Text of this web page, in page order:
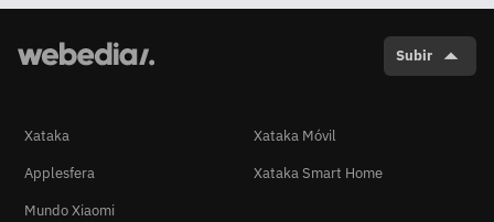
Subir
Xataka
Xataka Móvil
Applesfera
Xataka Smart Home
Mundo Xiaomi